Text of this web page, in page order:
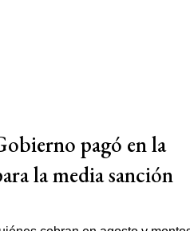
pagó en la
la media sanción